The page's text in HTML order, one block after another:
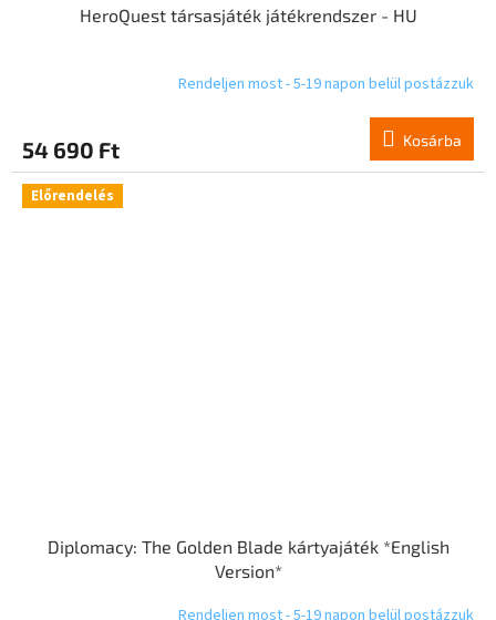
HeroQuest társasjáték játékrendszer - HU
Rendeljen most - 5-19 napon belül postázzuk
54 690 Ft Kosárba
Előrendelés
Diplomacy: The Golden Blade kártyajáték *English
Version*